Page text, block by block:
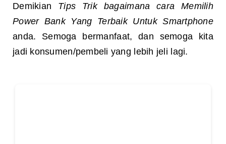
Demikian Tips Trik bagaimana cara Memilih
Power Bank Yang Terbaik Untuk Smartphone
anda. Semoga bermanfaat, dan semoga kita
jadi konsumen/pembeli yang lebih jeli lagi.